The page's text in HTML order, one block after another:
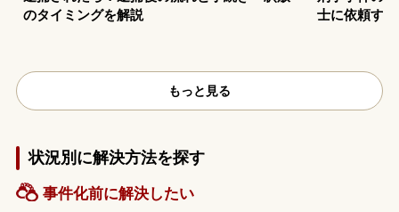
のタイミングを解説
士に依頼す
もっと見る
状況別に解決方法を探す
事件化前に解決したい